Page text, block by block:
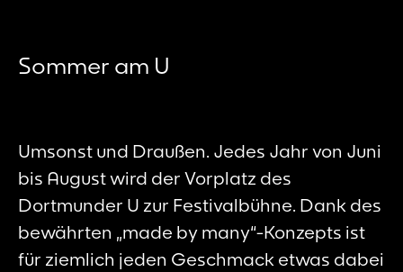
Sommer am U
Umsonst und Draußen. Jedes Jahr von Juni
bis August wird der Vorplatz des
Dortmunder U zur Festivalbühne. Dank des
bewährten „made by many“-Konzepts ist
für ziemlich jeden Geschmack etwas dabei